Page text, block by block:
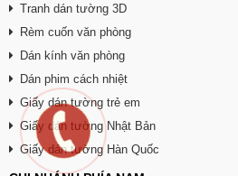
Tranh dán tường 3D
Rèm cuốn văn phòng
Dán kính văn phòng
Dán phim cách nhiệt
Giấy dán tường trẻ em
Giấy dán tường Nhật Bản
Giấy dán tường Hàn Quốc